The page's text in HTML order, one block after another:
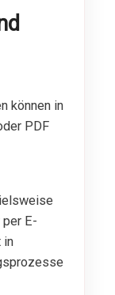
können in
PDF
per E-
in